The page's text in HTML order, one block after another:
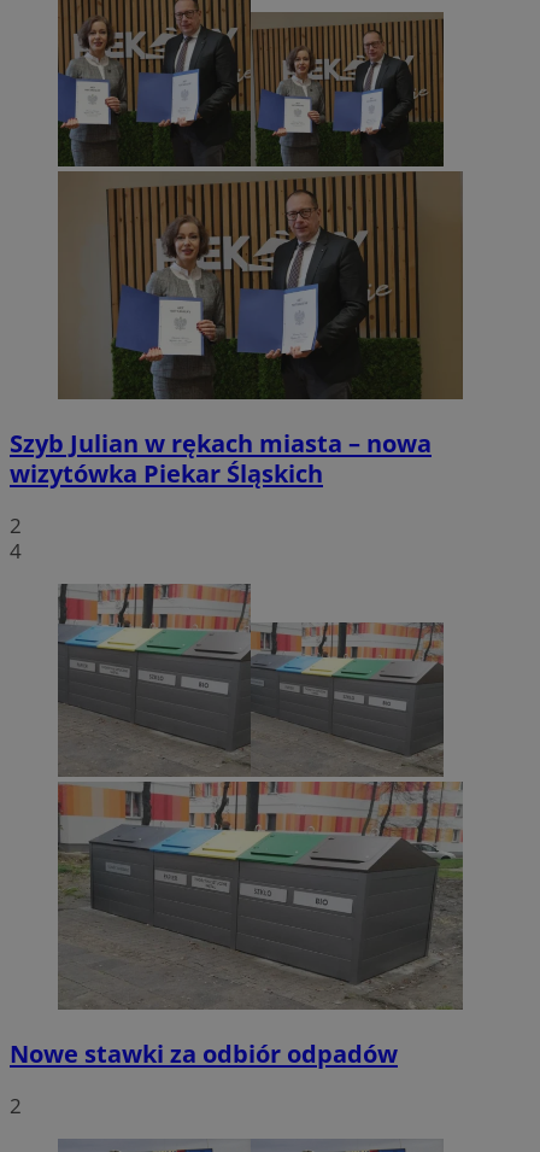
Szyb Julian w rękach miasta – nowa
wizytówka Piekar Śląskich
2
4
Nowe stawki za odbiór odpadów
2